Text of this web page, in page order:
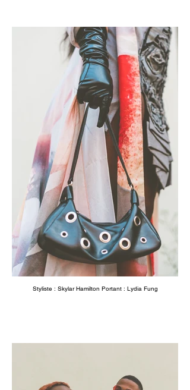
Styliste : Skylar Hamilton Portant : Lydia Fung